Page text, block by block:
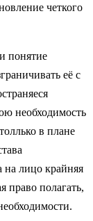
четкого
понятие
её с
необходимость
в плане
на лицо крайняя
право полагать,